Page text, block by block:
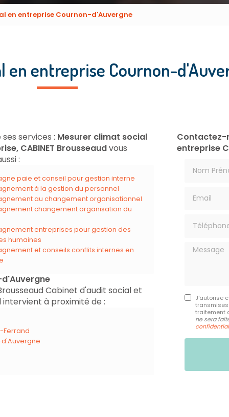
en entreprise Cournon-d'Auvergne
en entreprise Cournon-
ses services : Mesurer climat social
CABINET Brousseaudvous
:
paie et conseil pour gestion interne
à la gestion du personnel
au changement organisationnel
changement organisation du
entreprises pour gestion des
humaines
et conseils conflits internes en
Cabinet d'audit social et
intervient à proximité de :
Ferrand
Contactez-
entreprise
Message
J'autorise
traitement
ne sera